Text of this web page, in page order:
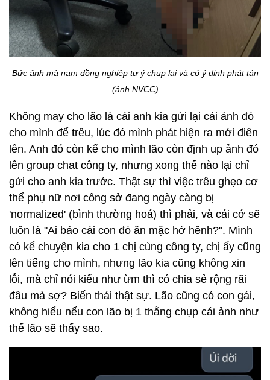
Bức ảnh mà nam đồng nghiệp tự ý chụp lại và có ý định phát tán
(ảnh NVCC)
Không may cho lão là cái anh kia gửi lại cái ảnh đó
cho mình để trêu, lúc đó mình phát hiện ra mới điên
lên. Anh đó còn kể cho mình lão còn định up ảnh đó
lên group chat công ty, nhưng xong thế nào lại chỉ
gửi cho anh kia trước. Thật sự thì việc trêu ghẹo cơ
thể phụ nữ nơi công sở đang ngày càng bị
'normalized' (bình thường hoá) thì phải, và cái cớ sẽ
luôn là "Ai bảo cái con đó ăn mặc hớ hênh?". Mình
có kể chuyện kia cho 1 chị cùng công ty, chị ấy cũng
lên tiếng cho mình, nhưng lão kia cũng không xin
lỗi, mà chỉ nói kiểu như ừm thì có chia sẻ rộng rãi
đâu mà sợ? Biến thái thật sự. Lão cũng có con gái,
không hiểu nếu con lão bị 1 thằng chụp cái ảnh như
thế lão sẽ thấy sao.